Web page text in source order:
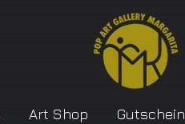
Art Shop Gutschein